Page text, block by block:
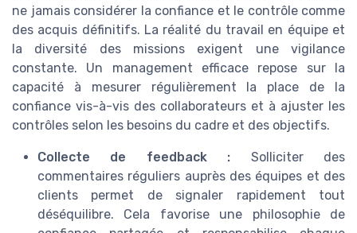
ne jamais considérer la confiance et le contrôle comme
des acquis définitifs. La réalité du travail en équipe et
la diversité des missions exigent une vigilance
constante. Un management efficace repose sur la
capacité à mesurer régulièrement la place de la
confiance vis-à-vis des collaborateurs et à ajuster les
contrôles selon les besoins du cadre et des objectifs.
Collecte de feedback : Solliciter des
commentaires réguliers auprès des équipes et des
clients permet de signaler rapidement tout
déséquilibre. Cela favorise une philosophie de